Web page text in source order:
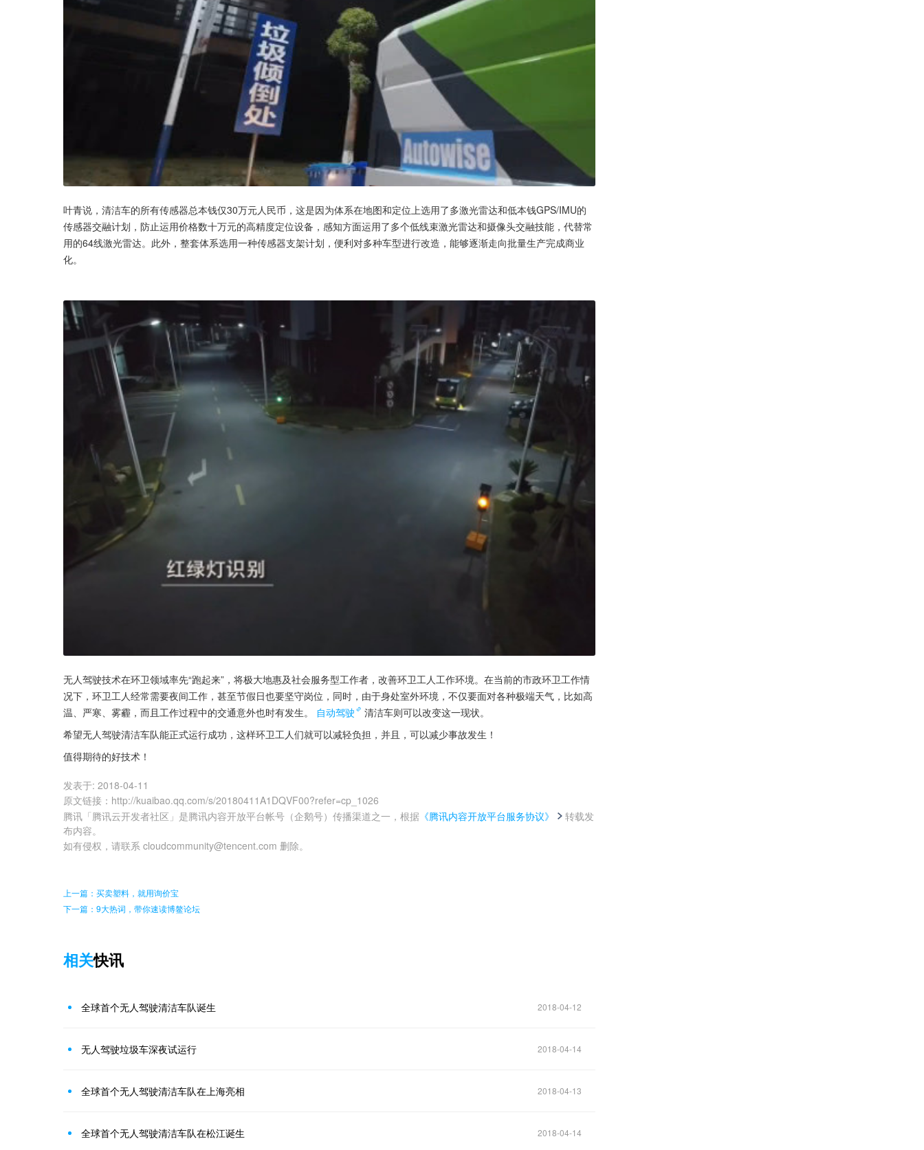
叶青说，清洁车的所有传感器总本钱仅30万元人民币，这是因为体系在地图和定位上选用了多激光雷达和低本钱GPS/IMU的
传感器交融计划，防止运用价格数十万元的高精度定位设备，感知方面运用了多个低线束激光雷达和摄像头交融技能，代替常
用的64线激光雷达。此外，整套体系选用一种传感器支架计划，便利对多种车型进行改造，能够逐渐走向批量生产完成商业
化。
无人驾驶技术在环卫领域率先“跑起来”，将极大地惠及社会服务型工作者，改善环卫工人工作环境。在当前的市政环卫工作情
况下，环卫工人经常需要夜间工作，甚至节假日也要坚守岗位，同时，由于身处室外环境，不仅要面对各种极端天气，比如高
温、严寒、雾霾，而且工作过程中的交通意外也时有发生。
自动驾驶
清洁车则可以改变这一现状。
希望无人驾驶清洁车队能正式运行成功，这样环卫工人们就可以减轻负担，并且，可以减少事故发生！
值得期待的好技术！
发表于: 2018-04-11
原文链接 ： http://kuaibao.qq.com/s/20180411A1DQVF00?refer=cp_1026
腾讯「腾讯云开发者社区」是腾讯内容开放平台帐号（企鹅号）传播渠道之一，根据 《腾讯内容开放平台服务协议》
转载发
布内容。
如有侵权，请联系 cloudcommunity@tencent.com 删除。
上一篇：买卖塑料，就用询价宝
下一篇：9大热词，带你速读博鳌论坛
相关快讯
全球首个无人驾驶清洁车队诞生 2018-04-12
无人驾驶垃圾车深夜试运行 2018-04-14
全球首个无人驾驶清洁车队在上海亮相 2018-04-13
全球首个无人驾驶清洁车队在松江诞生 2018-04-14